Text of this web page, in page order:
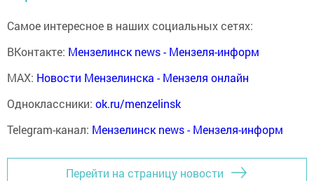
Самое интересное в наших социальных сетях:
ВКонтакте: Мензелинск news - Мензеля-информ
MAX: Новости Мензелинска - Мензеля онлайн
Одноклассники: ok.ru/menzelinsk
Telegram-канал: Мензелинск news - Мензеля-информ
Перейти на страницу новости